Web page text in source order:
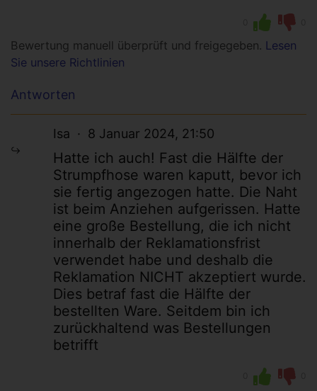
Bewertung manuell überprüft und freigegeben. Lesen
Sie unsere Richtlinien
Antworten
Isa 8 Januar 2024, 21:50
Hatte ich auch! Fast die Hälfte der
Strumpfhose waren kaputt, bevor ich
sie fertig angezogen hatte. Die Naht
ist beim Anziehen aufgerissen. Hatte
eine große Bestellung, die ich nicht
innerhalb der Reklamationsfrist
verwendet habe und deshalb die
Reklamation NICHT akzeptiert wurde.
Dies betraf fast die Hälfte der
bestellten Ware. Seitdem bin ich
zurückhaltend was Bestellungen
betrifft